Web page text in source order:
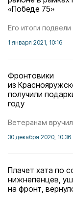
«Победе 75»
Его итоги
1 января 2021, 10:16
Фронтовики
из
получили
году
Ветеранам
30 декабря 2020, 10:36
Плачет хата по
нижнепенцев,
на фронт,